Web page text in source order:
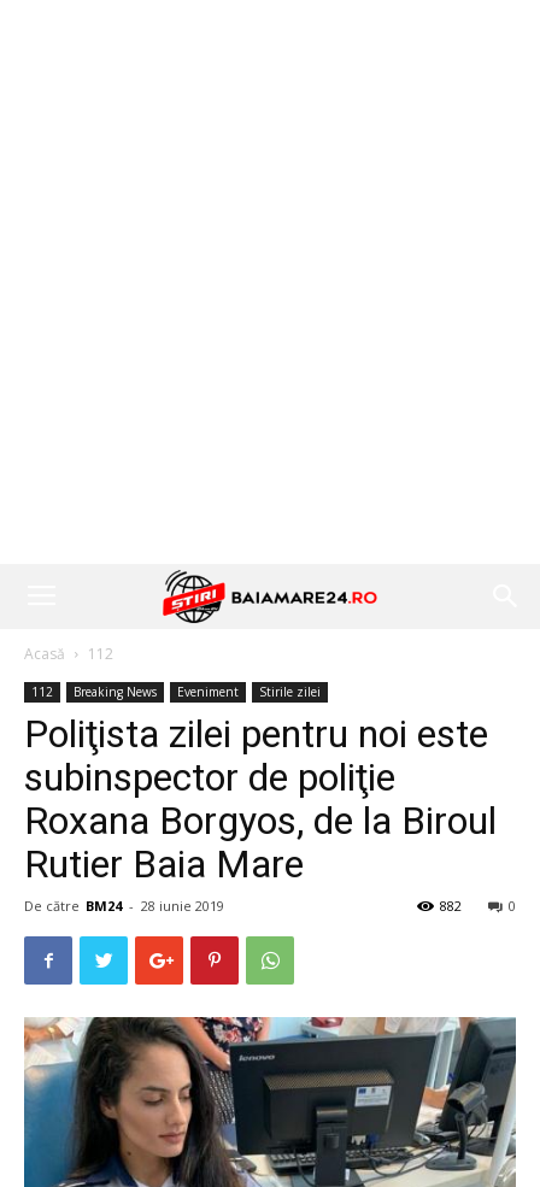
Acasă 112
112 Breaking News Eveniment Stirile zilei
Poliţista zilei pentru noi este
subinspector de poliţie
Roxana Borgyos, de la Biroul
Rutier Baia Mare
De către BM24 - 28 iunie 2019 0
882